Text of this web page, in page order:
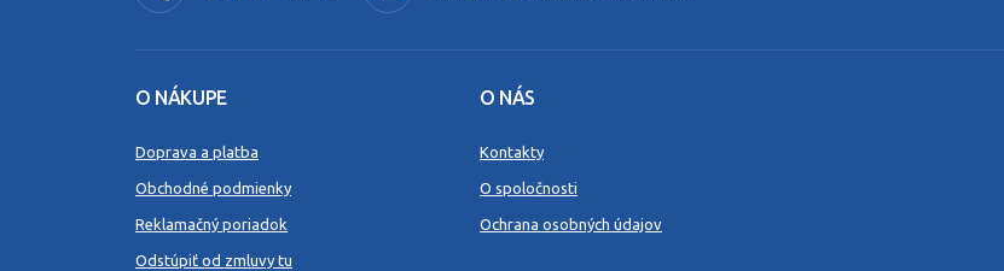
O NÁKUPE
Doprava a platba
Obchodné podmienky
Reklamačný poriadok
Odstúpiť od zmluvy tu
O NÁS
Kontakty
O spoločnosti
Ochrana osobných údajov